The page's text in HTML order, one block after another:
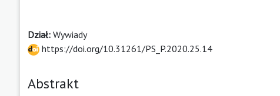
Dział: Wywiady
https://doi.org/10.31261/PS_P.2020.25.14
Abstrakt